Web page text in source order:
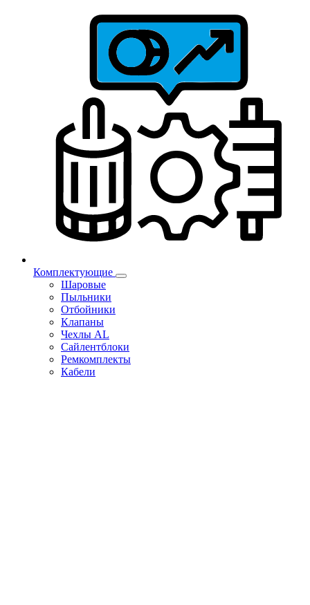
Комплектующие
Шаровые
Пыльники
Отбойники
Клапаны
Чехлы AL
Сайлентблоки
Ремкомплекты
Кабели